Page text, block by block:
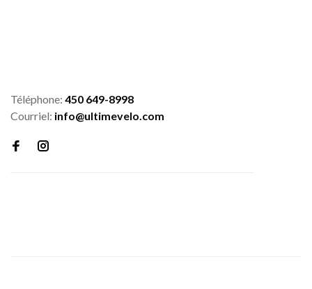
Téléphone: 450 649-8998
Courriel: info@ultimevelo.com